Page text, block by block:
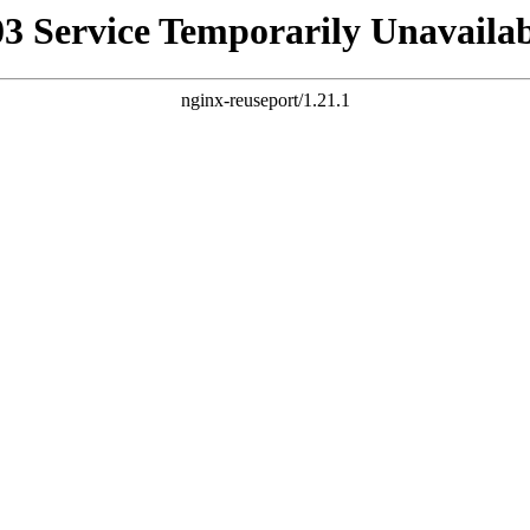
Service Temporarily
nginx-reuseport/1.21.1